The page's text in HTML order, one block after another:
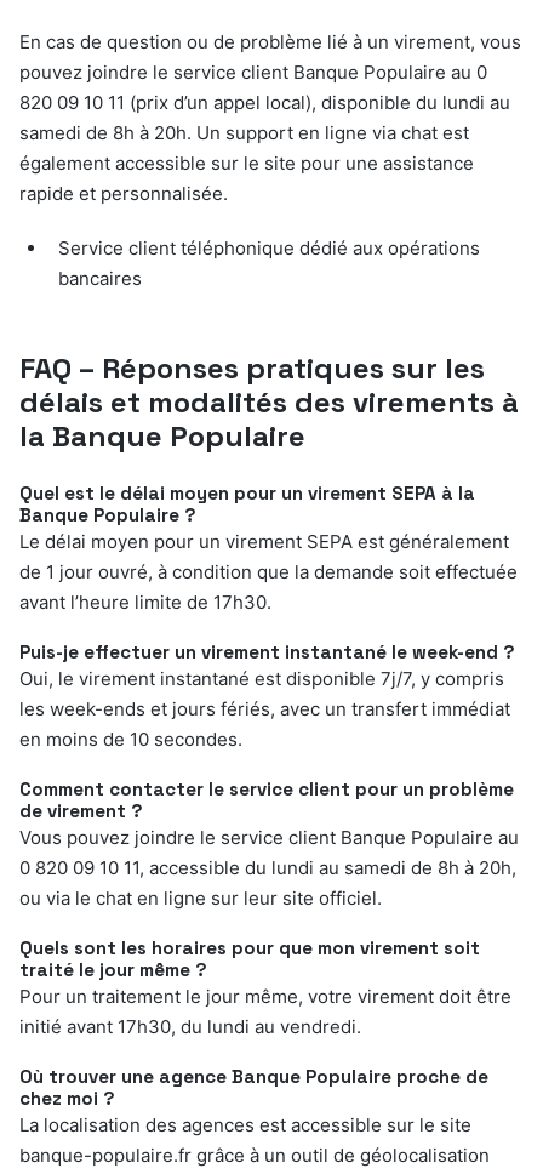
En cas de question ou de problème lié à un virement, vous
pouvez joindre le service client Banque Populaire au 0
820 09 10 11 (prix d’un appel local), disponible du lundi au
samedi de 8h à 20h. Un support en ligne via chat est
également accessible sur le site pour une assistance
rapide et personnalisée.
Service client téléphonique dédié aux opérations
bancaires
FAQ – Réponses pratiques sur les
délais et modalités des virements à
la Banque Populaire
Quel est le délai moyen pour un virement SEPA à la
Banque Populaire ?
Le délai moyen pour un virement SEPA est généralement
de 1 jour ouvré, à condition que la demande soit effectuée
avant l’heure limite de 17h30.
Puis-je effectuer un virement instantané le week-end ?
Oui, le virement instantané est disponible 7j/7, y compris
les week-ends et jours fériés, avec un transfert immédiat
en moins de 10 secondes.
Comment contacter le service client pour un problème
de virement ?
Vous pouvez joindre le service client Banque Populaire au
0 820 09 10 11, accessible du lundi au samedi de 8h à 20h,
ou via le chat en ligne sur leur site officiel.
Quels sont les horaires pour que mon virement soit
traité le jour même ?
Pour un traitement le jour même, votre virement doit être
initié avant 17h30, du lundi au vendredi.
Où trouver une agence Banque Populaire proche de
chez moi ?
La localisation des agences est accessible sur le site
banque-populaire.fr grâce à un outil de géolocalisation